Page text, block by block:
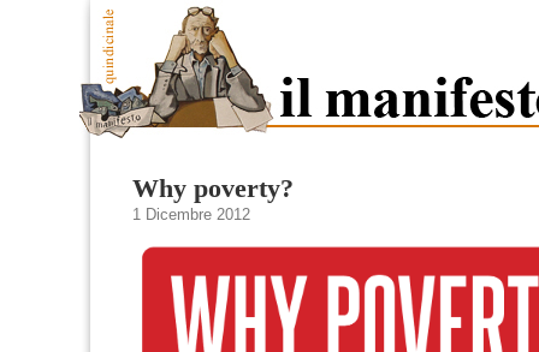
Why poverty?
1 Dicembre 2012